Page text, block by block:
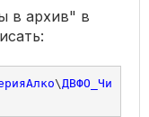
в архив" в
\